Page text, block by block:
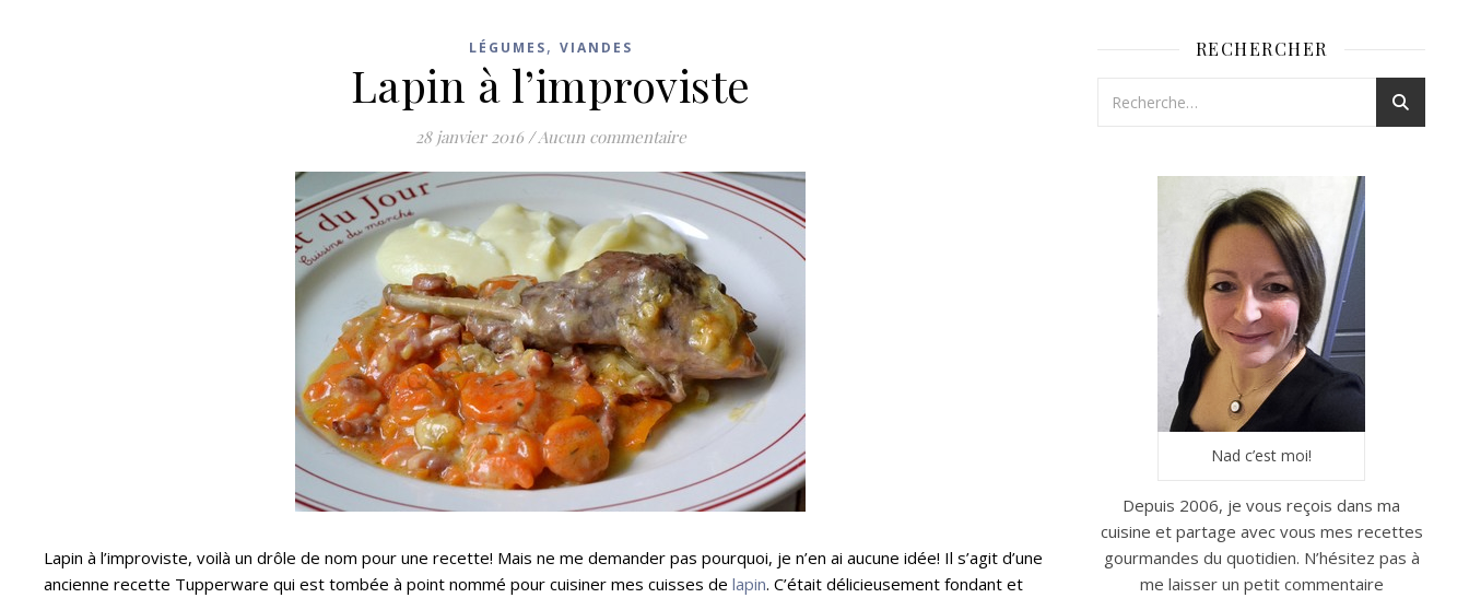
LÉGUMES, VIANDES
Lapin à l’improviste
28 janvier 2016 /Aucun commentaire
Lapin à l’improviste, voilà un drôle de nom pour une recette! Mais ne me demander pas pourquoi, je n’en ai aucune idée! Il s’agit d’une
ancienne recette Tupperware qui est tombée à point nommé pour cuisiner mes cuisses de lapin. C’était délicieusement fondant et
RECHERCHER
Nad c’est moi!
Depuis 2006, je vous reçois dans ma
cuisine et partage avec vous mes recettes
gourmandes du quotidien. N’hésitez pas à
me laisser un petit commentaire